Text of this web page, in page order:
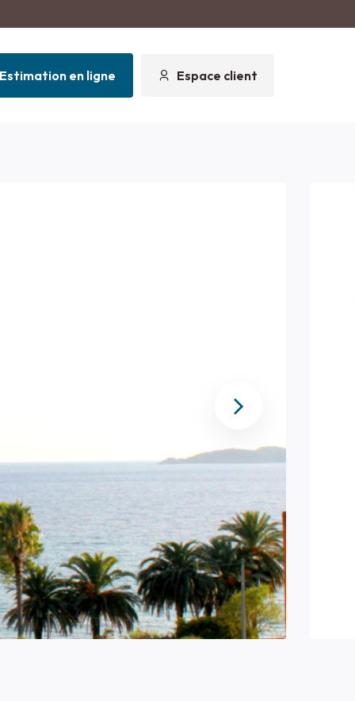
Estimation en ligne Espace client